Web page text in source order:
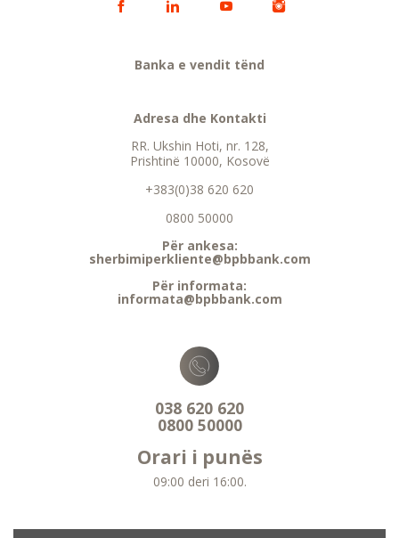
Banka e vendit tënd
Adresa dhe Kontakti
RR. Ukshin Hoti, nr. 128,
Prishtinë 10000, Kosovë
+383(0)38 620 620
0800 50000
Për ankesa:
sherbimiperkliente@bpbbank.com
Për informata:
informata@bpbbank.com
038 620 620
0800 50000
Orari i punës
09:00 deri 16:00.